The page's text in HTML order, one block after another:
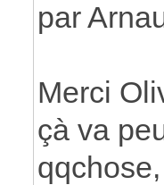
par
Merci
çà va